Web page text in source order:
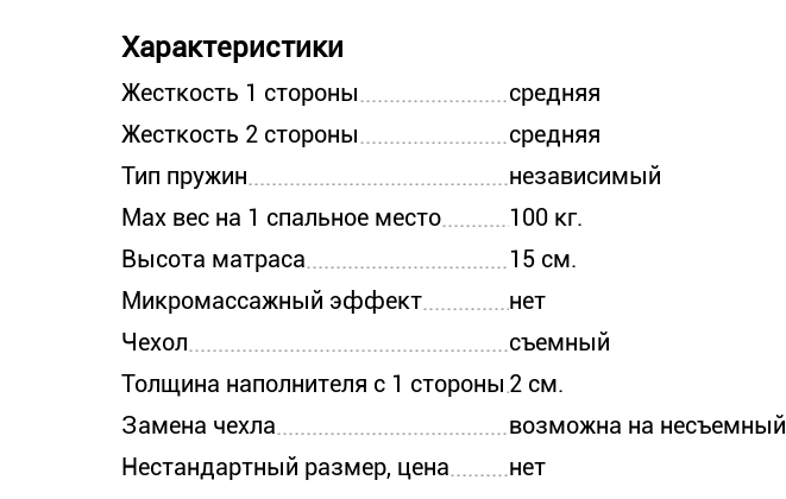
Характеристики
Жесткость 1 стороны
средняя
Жесткость 2 стороны
средняя
Тип пружин
независимый
Max вес на 1 спальное место
100 кг.
Высота матраса
15 см.
Микромассажный эффект
нет
Чехол
съемный
Толщина наполнителя с 1 стороны 2 см.
Замена чехла
возможна на несъемный
Нестандартный размер, цена
нет